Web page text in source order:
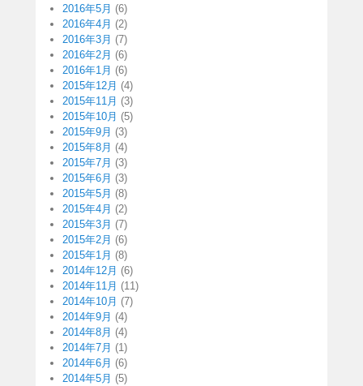
2016年5月 (6)
2016年4月 (2)
2016年3月 (7)
2016年2月 (6)
2016年1月 (6)
2015年12月 (4)
2015年11月 (3)
2015年10月 (5)
2015年9月 (3)
2015年8月 (4)
2015年7月 (3)
2015年6月 (3)
2015年5月 (8)
2015年4月 (2)
2015年3月 (7)
2015年2月 (6)
2015年1月 (8)
2014年12月 (6)
2014年11月 (11)
2014年10月 (7)
2014年9月 (4)
2014年8月 (4)
2014年7月 (1)
2014年6月 (6)
2014年5月 (5)